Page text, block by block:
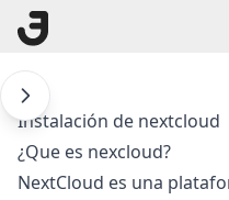
Instalación de nextcloud
¿Que es nexcloud?
NextCloud es una